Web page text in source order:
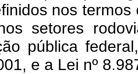
nos
setores
pública
e a Lei nº